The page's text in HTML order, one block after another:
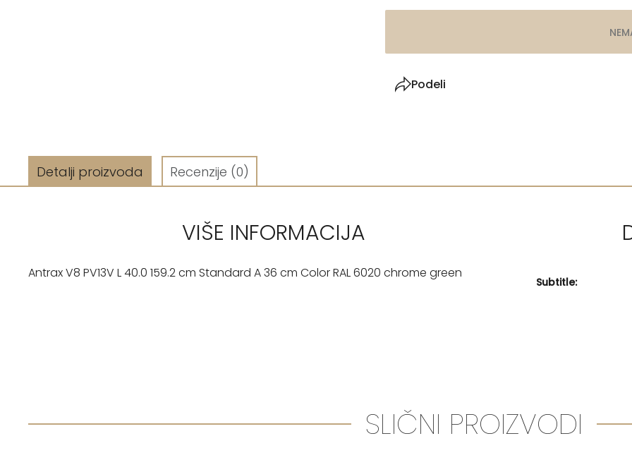
Podeli
Detalji proizvoda Recenzije (0)
VIŠE INFORMACIJA
Antrax V8 PV13V L 40.0 159.2 cm Standard A 36 cm Color RAL 6020 chrome green
Subtitle:
SLIČNI PROIZVODI